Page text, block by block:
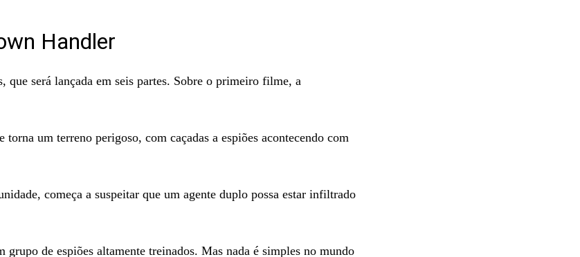
Handler
será lançada em seis partes. Sobre o primeiro filme, a
um terreno perigoso, com caçadas a espiões acontecendo com
começa a suspeitar que um agente duplo possa estar infiltrado
de espiões altamente treinados. Mas nada é simples no mundo